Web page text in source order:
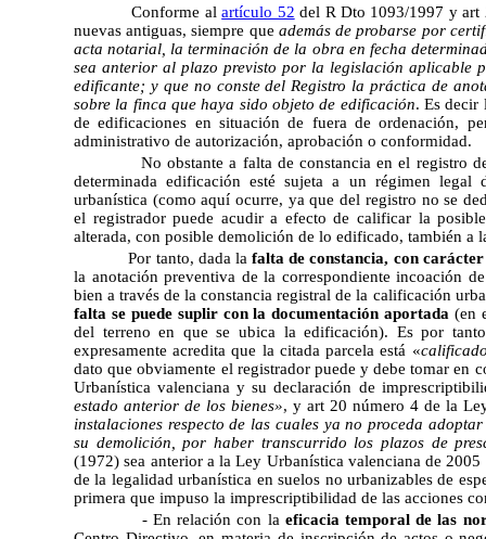
Conforme alartículo 52 del R Dto 1093/1997 y art
nuevas antiguas, siempre que  además de probarse por
acta notarial, la terminación de la obra en fecha
sea anterior al plazo previsto por la legislación
edificante; y que no conste del Registro la práctica de
sobre la finca que haya sido objeto de edificación. Es decir
de edificaciones en situación de fuera de ordenación,
administrativo de autorización, aprobación o conformidad.
No obstante a falta de constancia en el registro de la
determinada edificación esté sujeta a un régimen
urbanística (como aquí ocurre, ya que del registro no se
el registrador puede acudir a efecto de calificar la
alterada, con posible demolición de lo edificado, también a
Por tanto, dada lafalta de constancia, con
la anotación preventiva de la correspondiente incoación
bien a través de la constancia registral de la calificación
falta se puede suplir con la documentación aportada (en
del terreno en que se ubica la edificación). Es por
expresamente acredita que la citada parcela está «
dato que obviamente el registrador puede y debe tomar en
Urbanística valenciana y su declaración de
estado anterior de los bienes», y art 20 número 4 de la
instalaciones respecto de las cuales ya no proceda
su demolición, por haber transcurrido los plazos de
(1972) sea anterior a la Ley Urbanística valenciana de
de la legalidad urbanística en suelos no urbanizables de
primera que impuso la imprescriptibilidad de las acciones
- En relación con la eficacia temporal de las